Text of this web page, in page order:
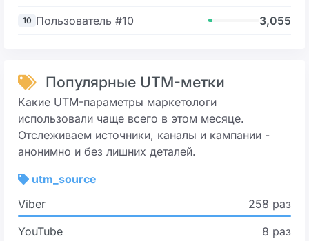
10 Пользователь #10 3,055
Популярные UTM-метки
Какие UTM-параметры маркетологи
использовали чаще всего в этом месяце.
Отслеживаем источники, каналы и кампании -
анонимно и без лишних деталей.
utm_source
Viber
258 раз
YouTube
8 раз